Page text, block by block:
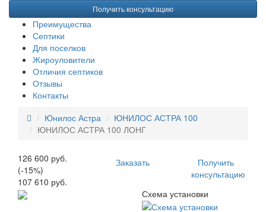
Получить консультацию
Преимущества
Септики
Для поселков
Жироуловители
Отличия септиков
Отзывы
Контакты
Юнилос Астра
ЮНИЛОС АСТРА 100
ЮНИЛОС АСТРА 100 ЛОНГ
126 600 руб.
(-15%)
107 610 руб.
Заказать
Получить
консультацию
Схема установки